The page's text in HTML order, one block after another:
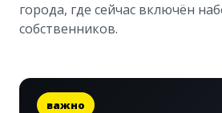
города, где сейчас включён
собственников.
важно